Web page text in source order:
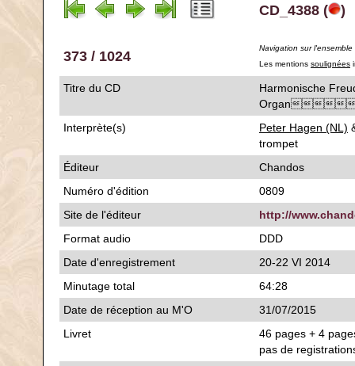
CD_4388 ( )
373 / 1024
Navigation sur
Les mentions soulignées
Titre du CD
Harmonische
Interprète(s)
Peter Hagen (NL)
trompet
Éditeur
Chandos
Numéro d'édition
0809
Site de l'éditeur
http://
Format audio
DDD
Date d'enregistrement
20-22 VI 2014
Minutage total
64:28
Date de réception au M'O
31/07/2015
Livret
46 pages + 4
pas de